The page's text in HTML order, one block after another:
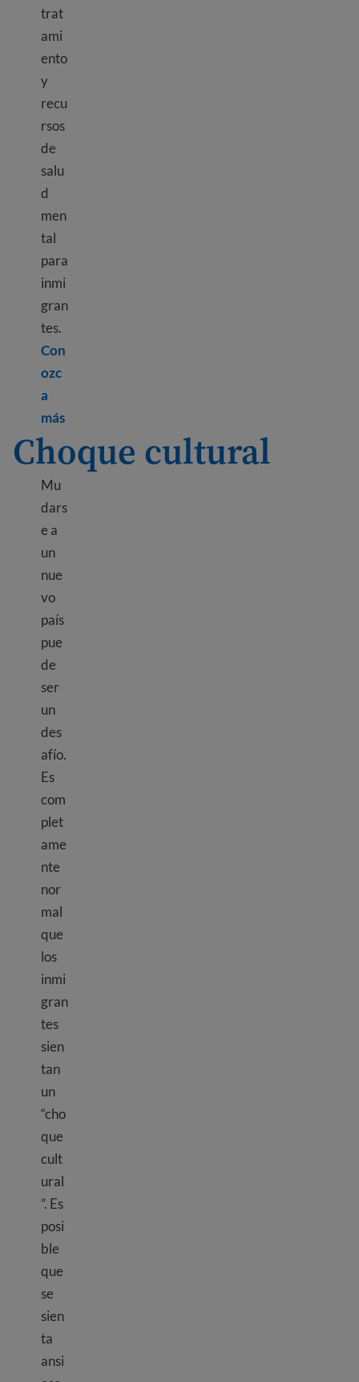
trat
ami
ento
y
recu
rsos
de
salu
d
men
tal
para
inmi
gran
tes.
Con
ozc
a
másLearn more about Mental health resources
Choque cultural
Mu
dars
e a
un
nue
vo
país
pue
de
ser
un
des
afío.
Es
com
plet
ame
nte
nor
mal
que
los
inmi
gran
tes
sien
tan
un
“cho
que
cult
ural
”. Es
posi
ble
que
se
sien
ta
ansi